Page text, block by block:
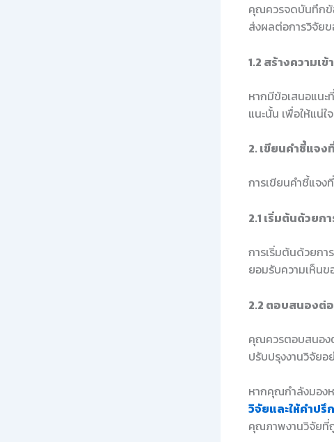
คุณควรจดบันทึกข้อ
ส่งผลต่อการวิจัย
1.2 สร้างความเข้
หากมีข้อเสนอแน
แนะนั้น เพื่อให้แน่
2. เขียนคำชี้แจง
การเขียนคำชี้แจง
2.1 เริ่มต้นด้วย
การเริ่มต้นด้วยกา
ยอมรับความเห็นข
2.2 ตอบสนองต่
คุณควรตอบสนอง
ปรับปรุงงานวิจัยอ
หากคุณกำลังมองห
วิจัยและให้คำป
คุณภาพงานวิจัยที่